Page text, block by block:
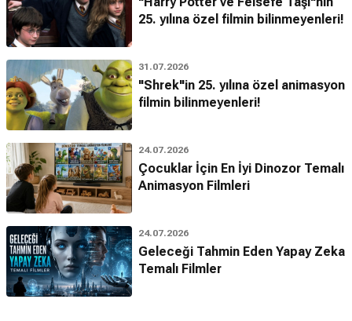
25. yılına özel filmin bilinmeyenleri!
31.07.2026
"Shrek"in 25. yılına özel animasyon
filmin bilinmeyenleri!
24.07.2026
Çocuklar İçin En İyi Dinozor Temalı
Animasyon Filmleri
24.07.2026
Geleceği Tahmin Eden Yapay Zeka
Temalı Filmler